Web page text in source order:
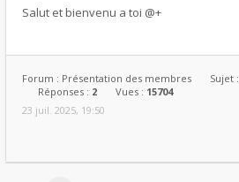
Salut et bienvenu a toi @+
Forum : Présentation des membres Sujet :
Réponses : 2 Vues : 15704
23 juil. 2025, 19:50